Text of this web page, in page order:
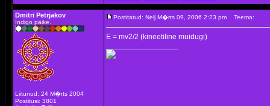
Dmitri Petrjakov
Indigo päike.
Liitunud: 24 M�rts 2004
Postitusi: 3801
Postitatud: Nelj M�rts 09, 2006 2:23 pm Teema:
E = mv2/2 (kineetiline muidugi)